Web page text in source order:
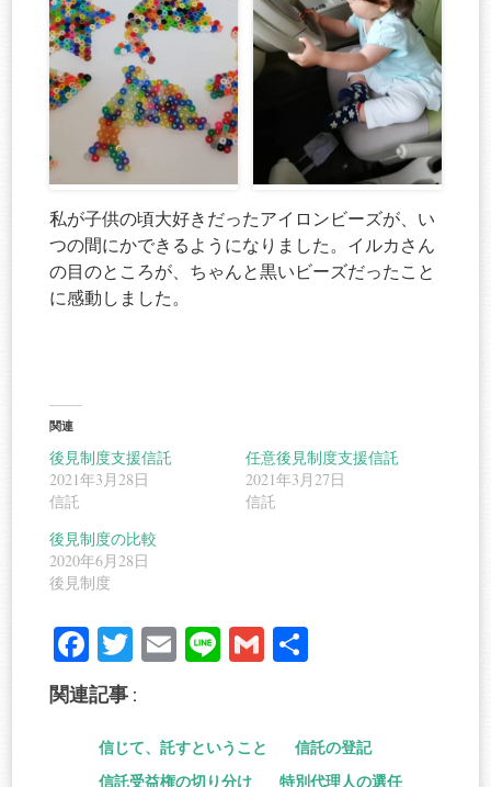
私が子供の頃大好きだったアイロンビーズが、い
つの間にかできるようになりました。イルカさん
の目のところが、ちゃんと黒いビーズだったこと
に感動しました。
関連
後見制度支援信託
2021年3月28日
信託
任意後見制度支援信託
2021年3月27日
信託
後見制度の比較
2020年6月28日
後見制度
Fa
ce
bo
ok
T
wi
tte
r
E
m
Li
ne
G
m
関連記事 :
信じて、託すということ
信託の登記
信託受益権の切り分け
特別代理人の選任